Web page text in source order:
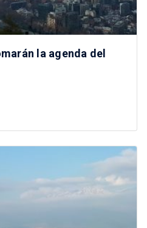
la agenda del